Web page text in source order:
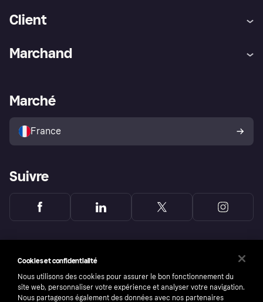
Client
Explorez les magasins
Politique de protection de
l’acheteur Klarna
Marchand
Portail Marchand
Marché
France
Suivre
Cookies et confidentialité
Nous utilisons des cookies pour assurer le bon fonctionnement du
site web, personnaliser votre expérience et analyser votre navigation.
Nous partageons également des données avec nos partenaires